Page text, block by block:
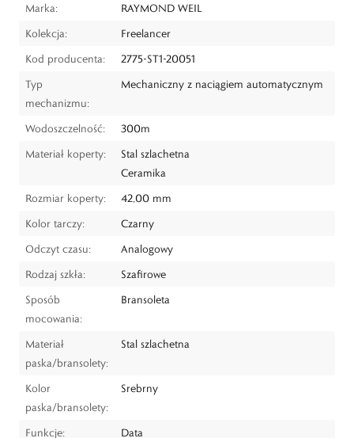
Marka:
RAYMOND WEIL
Kolekcja:
Freelancer
Kod producenta:
2775-ST1-20051
Typ
mechanizmu:
Mechaniczny z naciągiem automatycznym
Wodoszczelność:
300m
Materiał koperty:
Stal szlachetna
Ceramika
Rozmiar koperty:
42,00 mm
Kolor tarczy:
Czarny
Odczyt czasu:
Analogowy
Rodzaj szkła:
Szafirowe
Sposób
mocowania:
Bransoleta
Materiał
paska/bransolety:
Stal szlachetna
Kolor
paska/bransolety:
Srebrny
Funkcje:
Data